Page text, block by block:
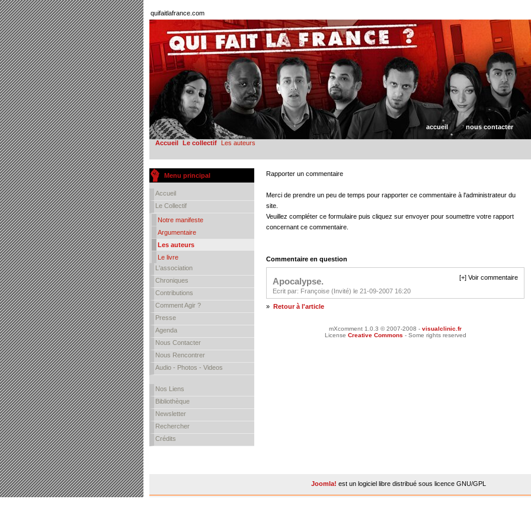
quifaitlafrance.com
accueil nous contacter
Accueil Le collectif Les auteurs
Menu principal
Accueil
Le Collectif
Notre manifeste
Argumentaire
Les auteurs
Le livre
L'association
Chroniques
Contributions
Comment Agir ?
Presse
Agenda
Nous Contacter
Nous Rencontrer
Audio - Photos - Videos
Nos Liens
Bibliothèque
Newsletter
Rechercher
Crédits
Rapporter un commentaire
Merci de prendre un peu de temps pour rapporter ce commentaire à l'administrateur du
site.
Veuillez compléter ce formulaire puis cliquez sur envoyer pour soumettre votre rapport
concernant ce commentaire.
Commentaire en question
[+] Voir commentaire
Apocalypse.
Ecrit par: Françoise (Invité) le 21-09-2007 16:20
» Retour à l'article
mXcomment 1.0.3 © 2007-2008 - visualclinic.fr
License Creative Commons - Some rights reserved
Joomla! est un logiciel libre distribué sous licence GNU/GPL